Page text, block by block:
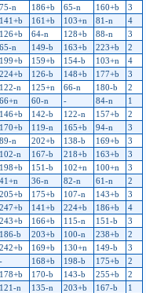
75-n 186+b 65-n 160+b
3
141+b 161+b 103+n 81-n
4
126+b 64-n 128+b 88-n
3
65-n 149-b 163+b 223+b
2
199+b 159+b 154-b 103+n
4
224+b 126-b 148+b 177+b
3
122-n 125+n 66-n 180-b
2
66+n 60-n - 84-n
1
146+b 142-b 122-n 157+b
2
170+b 119-n 165+b 94-n
3
89-n 202+b 138-b 169+b
3
102-n 167-b 218+b 163+b
3
198+b 151-b 102+n 100+n
3
41+n 36-n 82-n 61-n
2
205+b 175+b 107-n 143+b
3
247+b 141+b 224+b 186+b
4
243+b 166+b 115-n 151-b
3
186-b 203+b 100-n 238+b
2
242+b 169+b 130+n 149-b
3
- 168+b 198-b 175+b
2
178+b 170-b 143-b 255+b
2
121-n 135-n 203+b 167-b
1